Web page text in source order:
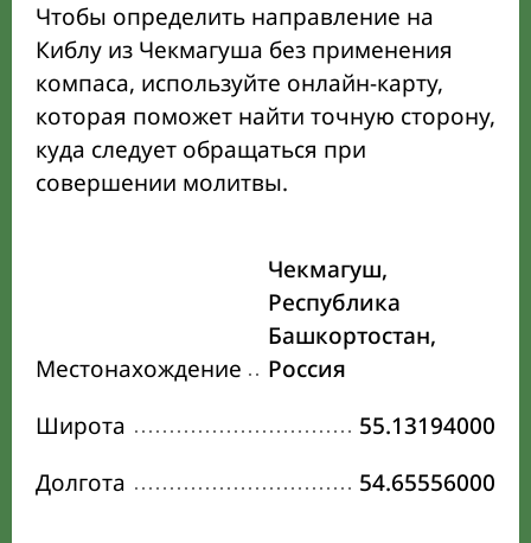
Чтобы определить направление на
Киблу из Чекмагуша без применения
компаса, используйте онлайн-карту,
которая поможет найти точную сторону,
куда следует обращаться при
совершении молитвы.
Местонахождение
Чекмагуш,
Республика
Башкортостан,
Россия
Широта
55.13194000
Долгота
54.65556000